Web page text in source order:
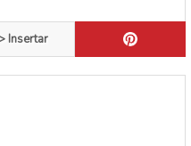
Insertar